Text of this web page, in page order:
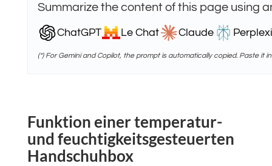
Summarize the content of this page using
ChatGPT Le Chat Claude
(*) For Gemini and Copilot, the prompt is automatically copied. Paste it
Funktion einer temperatur-
und feuchtigkeitsgesteuerten
Handschuhbox